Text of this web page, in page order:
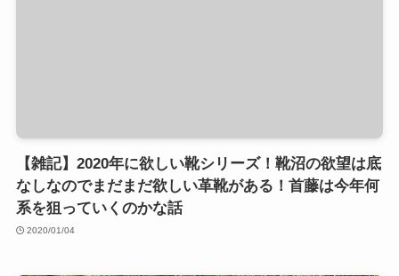
【雑記】2020年に欲しい靴シリーズ！靴沼の欲望は底
なしなのでまだまだ欲しい革靴がある！首藤は今年何
系を狙っていくのかな話
2020/01/04